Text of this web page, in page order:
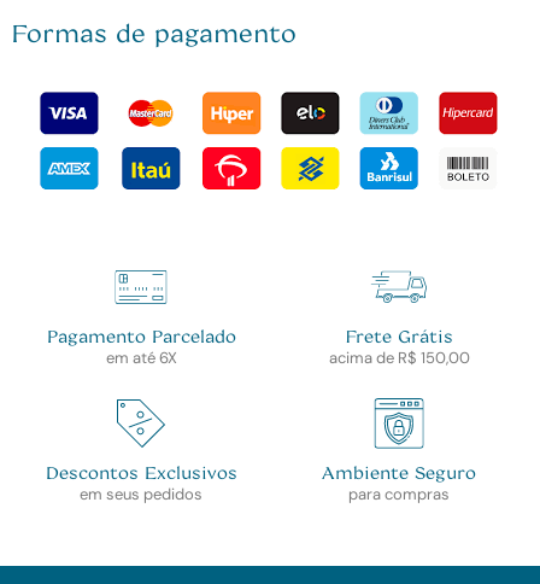
Formas de pagamento
Pagamento Parcelado
em até 6X
Frete Grátis
acima de R$ 150,00
Descontos Exclusivos
em seus pedidos
Ambiente Seguro
para compras